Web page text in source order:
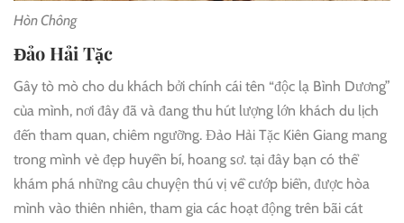
Hòn Chông
Đảo Hải Tặc
Gây tò mò cho du khách bởi chính cái tên “độc lạ Bình Dương”
của mình, nơi đây đã và đang thu hút lượng lớn khách du lịch
đến tham quan, chiêm ngưỡng. Đảo Hải Tặc Kiên Giang mang
trong mình vẻ đẹp huyền bí, hoang sơ. tại đây bạn có thể
khám phá những câu chuyện thú vị về cướp biển, được hòa
mình vào thiên nhiên, tham gia các hoạt động trên bãi cát